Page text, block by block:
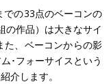
の33点のベーコンの
の作品）は大きなサイ
た、ベーコンからの影
･フォーサイスという
介します。